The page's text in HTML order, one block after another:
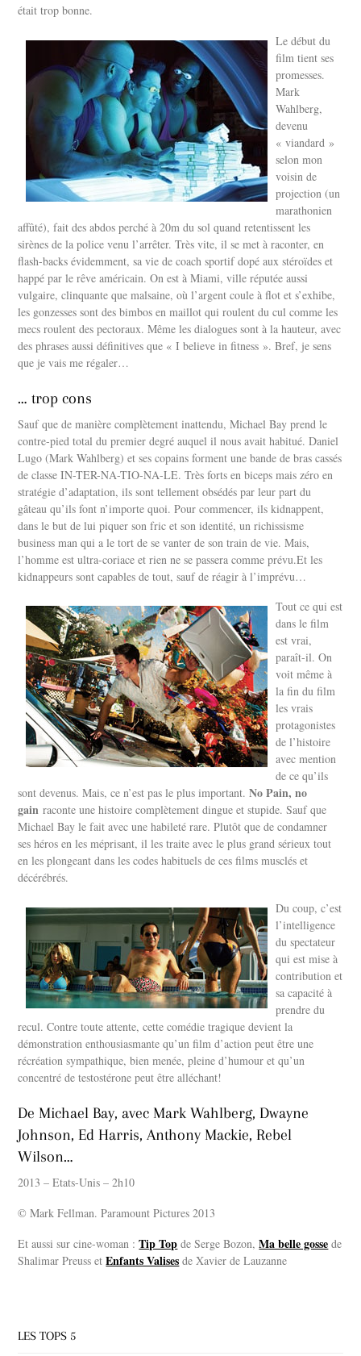
était trop bonne.
Le début du
film tient ses
promesses.
Mark
Wahlberg,
devenu
« viandard »
selon mon
voisin de
projection (un
marathonien
affûté), fait des abdos perché à 20m du sol quand retentissent les
sirènes de la police venu l’arrêter. Très vite, il se met à raconter, en
flash-backs évidemment, sa vie de coach sportif dopé aux stéroïdes et
happé par le rêve américain. On est à Miami, ville réputée aussi
vulgaire, clinquante que malsaine, où l’argent coule à flot et s’exhibe,
les gonzesses sont des bimbos en maillot qui roulent du cul comme les
mecs roulent des pectoraux. Même les dialogues sont à la hauteur, avec
des phrases aussi définitives que « I believe in fitness ». Bref, je sens
que je vais me régaler…
… trop cons
Sauf que de manière complètement inattendu, Michael Bay prend le
contre-pied total du premier degré auquel il nous avait habitué. Daniel
Lugo (Mark Wahlberg) et ses copains forment une bande de bras cassés
de classe IN-TER-NA-TIO-NA-LE. Très forts en biceps mais zéro en
stratégie d’adaptation, ils sont tellement obsédés par leur part du
gâteau qu’ils font n’importe quoi. Pour commencer, ils kidnappent,
dans le but de lui piquer son fric et son identité, un richissisme
business man qui a le tort de se vanter de son train de vie. Mais,
l’homme est ultra-coriace et rien ne se passera comme prévu.Et les
kidnappeurs sont capables de tout, sauf de réagir à l’imprévu…
Tout ce qui est
dans le film
est vrai,
paraît-il. On
voit même à
la fin du film
les vrais
protagonistes
de l’histoire
avec mention
de ce qu’ils
sont devenus. Mais, ce n’est pas le plus important.No Pain, no
gain raconte une histoire complètement dingue et stupide. Sauf que
Michael Bay le fait avec une habileté rare. Plutôt que de condamner
ses héros en les méprisant, il les traite avec le plus grand sérieux tout
en les plongeant dans les codes habituels de ces films musclés et
décérébrés.
Du coup, c’est
l’intelligence
du spectateur
qui est mise à
contribution et
sa capacité à
prendre du
recul. Contre toute attente, cette comédie tragique devient la
démonstration enthousiasmante qu’un film d’action peut être une
récréation sympathique, bien menée, pleine d’humour et qu’un
concentré de testostérone peut être alléchant!
De Michael Bay, avec Mark Wahlberg, Dwayne
Johnson, Ed Harris, Anthony Mackie, Rebel
Wilson…
2013 – Etats-Unis – 2h10
© Mark Fellman. Paramount Pictures 2013
Et aussi sur cine-woman :Tip Top de Serge Bozon, Ma belle gosse de
Shalimar Preuss etEnfants Valises de Xavier de Lauzanne
LES TOPS 5